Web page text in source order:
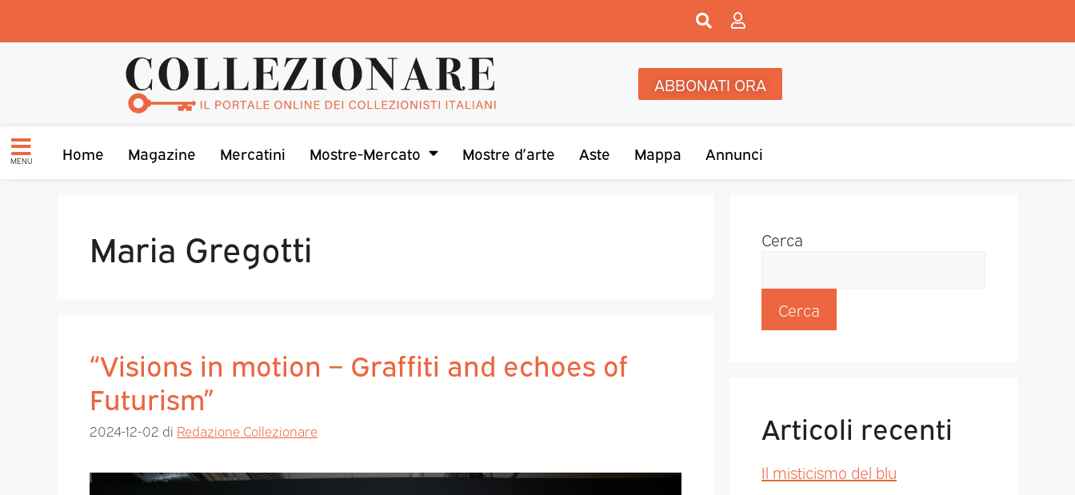
ABBONATI ORA
MENU Home Magazine Mercatini Mostre-Mercato Mostre d’arte Aste Mappa Annunci
Maria Gregotti
“Visions in motion – Graffiti and echoes of
Futurism”
2024-12-02 di Redazione Collezionare
Cerca
Cerca
Articoli recenti
Il misticismo del blu